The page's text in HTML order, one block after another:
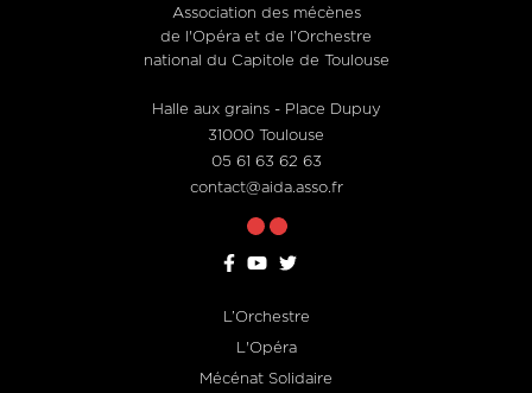
Association des mécènes
de l'Opéra et de l’Orchestre
national du Capitole de Toulouse
Halle aux grains - Place Dupuy
31000 Toulouse
05 61 63 62 63
contact@aida.asso.fr
L’Orchestre
L'Opéra
Mécénat Solidaire